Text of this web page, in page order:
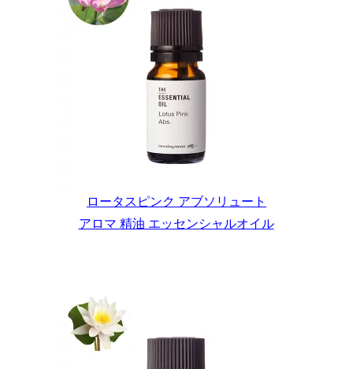
ロータスピンク アブソリュート
アロマ 精油 エッセンシャルオイル